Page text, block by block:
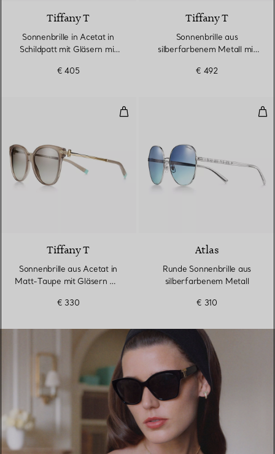
Tiffany T
Sonnenbrille in Acetat in
Schildpatt mit Gläsern mit
€ 405
Tiffany T
Sonnenbrille aus
silberfarbenem Metall mit
Tiffany Blue®
€ 492
Sonnenbrille aus Acetat in
Tiffany T
Sonnenbrille aus Acetat in
Matt-Taupe mit Gläsern mit
€ 330
Atlas
Runde Sonnenbrille aus
silberfarbenem Metall
€ 310